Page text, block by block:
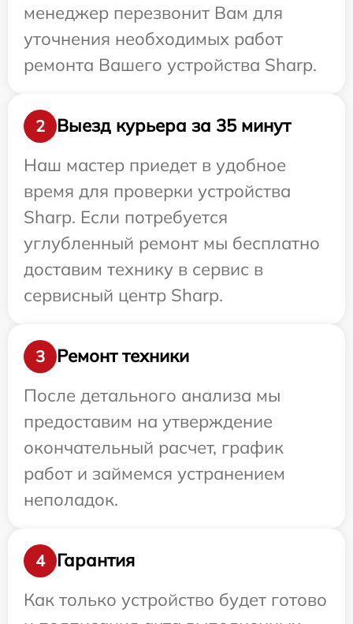
менеджер перезвонит Вам для
уточнения необходимых работ
ремонта Вашего устройства Sharp.
2
Выезд курьера за 35 минут
Наш мастер приедет в удобное
время для проверки устройства
Sharp. Если потребуется
углубленный ремонт мы бесплатно
доставим технику в сервис в
сервисный центр Sharp.
3
Ремонт техники
После детального анализа мы
предоставим на утверждение
окончательный расчет, график
работ и займемся устранением
неполадок.
4
Гарантия
Как только устройство будет готово